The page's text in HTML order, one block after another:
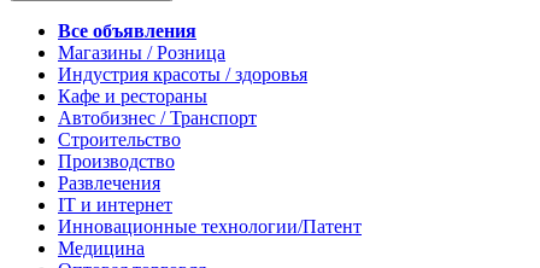
Все объявления
Магазины / Розница
Индустрия красоты / здоровья
Кафе и рестораны
Автобизнес / Транспорт
Строительство
Производство
Развлечения
IT и интернет
Инновационные технологии/Патент
Медицина